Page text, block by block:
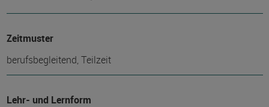
Zeitmuster
berufsbegleitend, Teilzeit
Lehr- und Lernform